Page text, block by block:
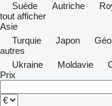
Suède
Autriche
tout afficher
Asie
Turquie
Japon
autres
Ukraine
Moldavie
Prix